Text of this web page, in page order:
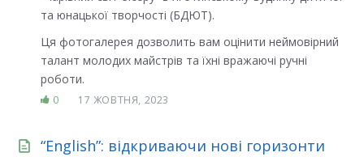
та юнацької творчості (БДЮТ).
Ця фотогалерея дозволить вам оцінити неймовірний
талант молодих майстрів та їхні вражаючі ручні
роботи.
0 17 ЖОВТНЯ, 2023
“English”: відкриваючи нові горизонти